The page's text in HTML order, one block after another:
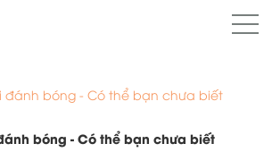
đánh bóng - Có thể bạn chưa biết
bóng - Có thể bạn chưa biết